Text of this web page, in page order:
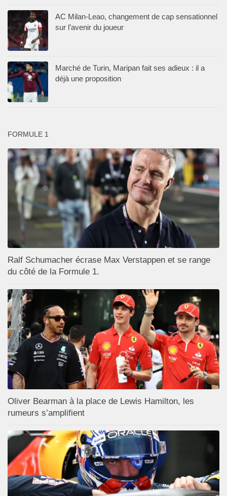
AC Milan-Leao, changement de cap sensationnel
sur l’avenir du joueur
Marché de Turin, Maripan fait ses adieux : il a
déjà une proposition
FORMULE 1
Ralf Schumacher écrase Max Verstappen et se range
du côté de la Formule 1.
Oliver Bearman à la place de Lewis Hamilton, les
rumeurs s’amplifient